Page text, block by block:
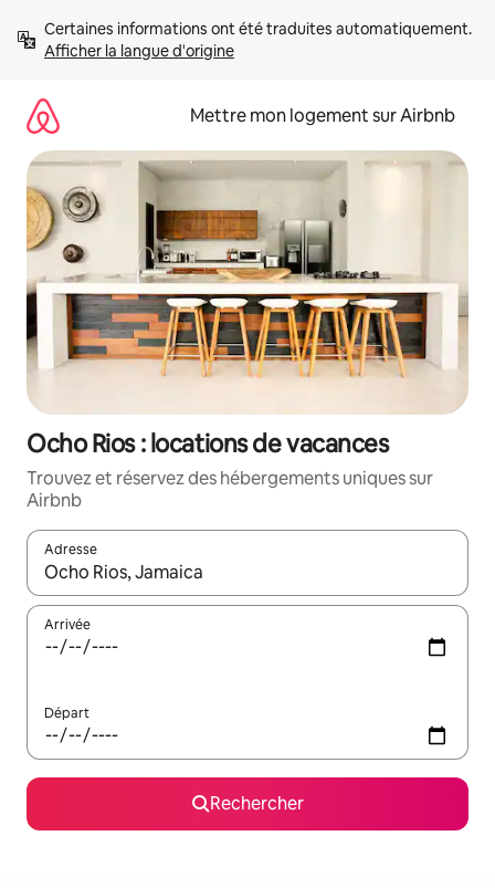
directement
Afficher la langue d'origine
Mettre mon logement sur Airbnb
Ocho Rios : locations de vacances
Trouvez et réservez des hébergements uniques sur
Airbnb
Adresse
Lorsque les résultats s'affichent, utilisez les flèches vers le
Arrivée
Départ
Rechercher